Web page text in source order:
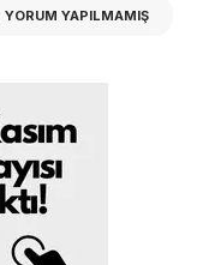
YORUM YAPILMAMIŞ